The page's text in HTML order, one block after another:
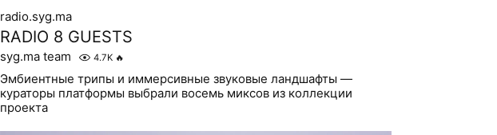
radio.syg.ma
RADIO 8 GUESTS
syg.ma team 4.7K 🔥
Эмбиентные трипы и иммерсивные звуковые ландшафты —
кураторы платформы выбрали восемь миксов из коллекции
проекта